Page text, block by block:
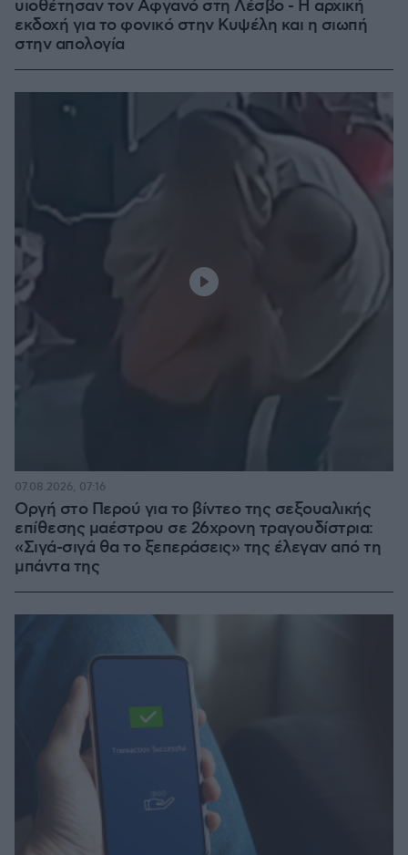
υιοθέτησαν τον Αφγανό στη Λέσβο - Η αρχική
εκδοχή για το φονικό στην Κυψέλη και η σιωπή
στην απολογία
Οργή στο Περού για το βίντεο της σεξουαλικής
επίθεσης μαέστρου σε 26χρονη τραγουδίστρια:
«Σιγά-σιγά θα το ξεπεράσεις» της έλεγαν από τη
μπάντα της
07.08.2026, 07:16